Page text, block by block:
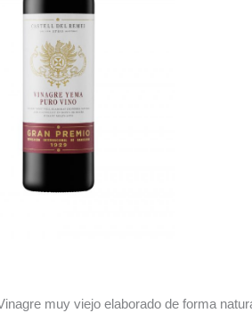
muy viejo elaborado de forma